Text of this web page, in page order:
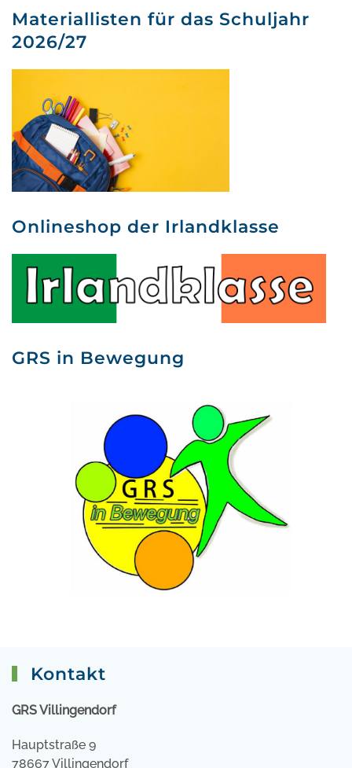
Materiallisten für das Schuljahr
2026/27
Onlineshop der Irlandklasse
GRS in Bewegung
Kontakt
GRS Villingendorf
Hauptstraße 9
78667 Villingendorf